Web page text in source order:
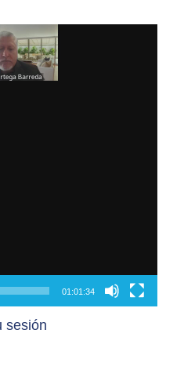
01:01:34
sesión